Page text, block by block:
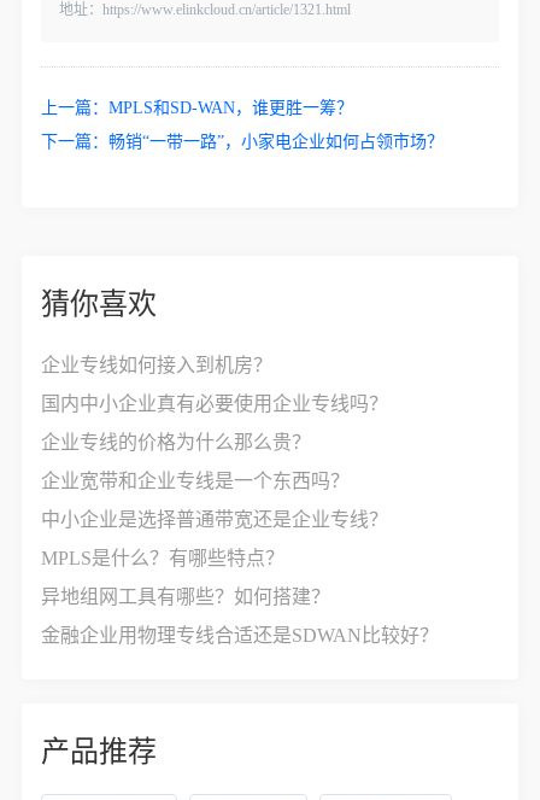
地址：https://www.elinkcloud.cn/article/1321.html
上一篇：MPLS和SD-WAN，谁更胜一筹？
下一篇：畅销“一带一路”，小家电企业如何占领市场？
猜你喜欢
企业专线如何接入到机房？
国内中小企业真有必要使用企业专线吗？
企业专线的价格为什么那么贵？
企业宽带和企业专线是一个东西吗？
中小企业是选择普通带宽还是企业专线？
MPLS是什么？有哪些特点？
异地组网工具有哪些？如何搭建？
金融企业用物理专线合适还是SDWAN比较好？
产品推荐